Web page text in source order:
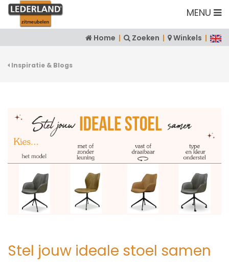
MENU
Home | Zoeken | Winkels |
Inspiratie & Blogs
Stel jouw ideale stoel samen